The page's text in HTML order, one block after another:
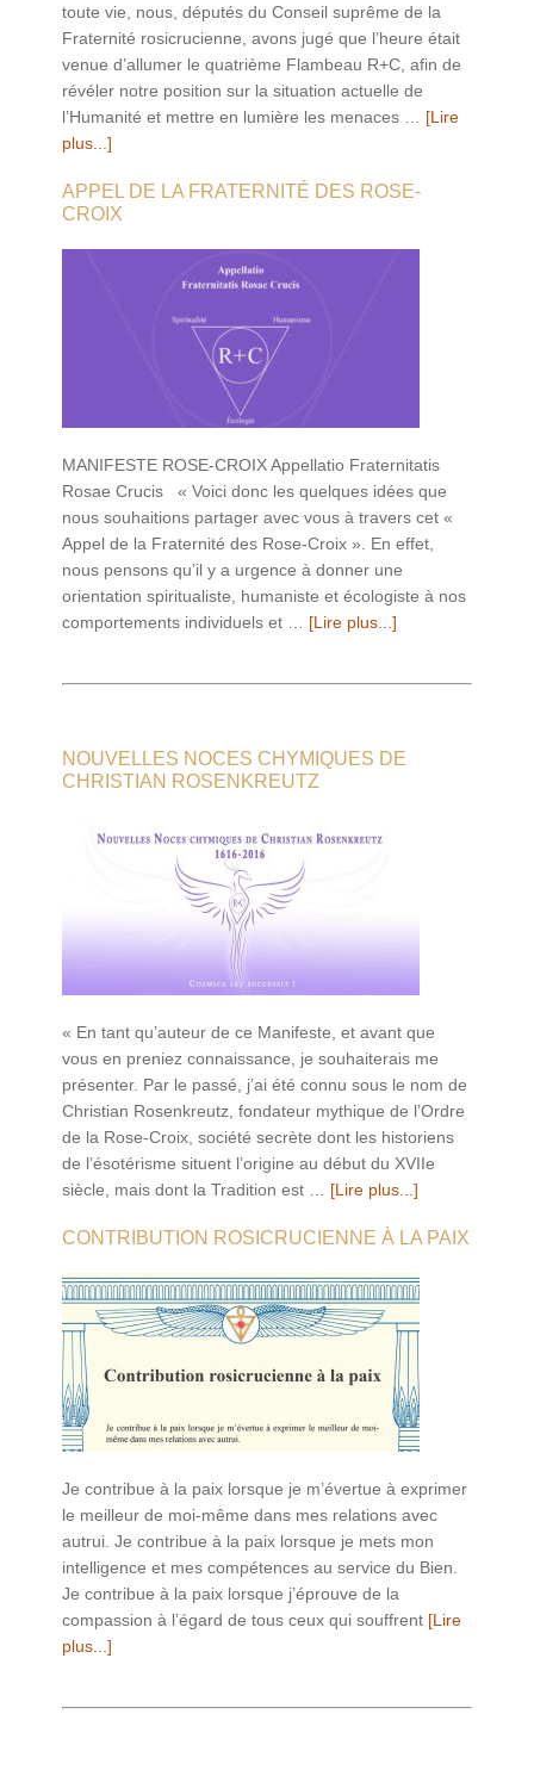
toute vie, nous, députés du Conseil suprême de la
Fraternité rosicrucienne, avons jugé que l’heure était
venue d’allumer le quatrième Flambeau R+C, afin de
révéler notre position sur la situation actuelle de
l’Humanité et mettre en lumière les menaces … [Lire
plus...]
APPEL DE LA FRATERNITÉ DES ROSE-
CROIX
MANIFESTE ROSE-CROIX Appellatio Fraternitatis
Rosae Crucis « Voici donc les quelques idées que
nous souhaitions partager avec vous à travers cet «
Appel de la Fraternité des Rose-Croix ». En effet,
nous pensons qu’il y a urgence à donner une
orientation spiritualiste, humaniste et écologiste à nos
comportements individuels et … [Lire plus...]
NOUVELLES NOCES CHYMIQUES DE
CHRISTIAN ROSENKREUTZ
« En tant qu’auteur de ce Manifeste, et avant que
vous en preniez connaissance, je souhaiterais me
présenter. Par le passé, j’ai été connu sous le nom de
Christian Rosenkreutz, fondateur mythique de l’Ordre
de la Rose-Croix, société secrète dont les historiens
de l’ésotérisme situent l’origine au début du XVIIe
siècle, mais dont la Tradition est … [Lire plus...]
CONTRIBUTION ROSICRUCIENNE À LA PAIX
Je contribue à la paix lorsque je m’évertue à exprimer
le meilleur de moi-même dans mes relations avec
autrui. Je contribue à la paix lorsque je mets mon
intelligence et mes compétences au service du Bien.
Je contribue à la paix lorsque j’éprouve de la
compassion à l’égard de tous ceux qui souffrent [Lire
plus...]